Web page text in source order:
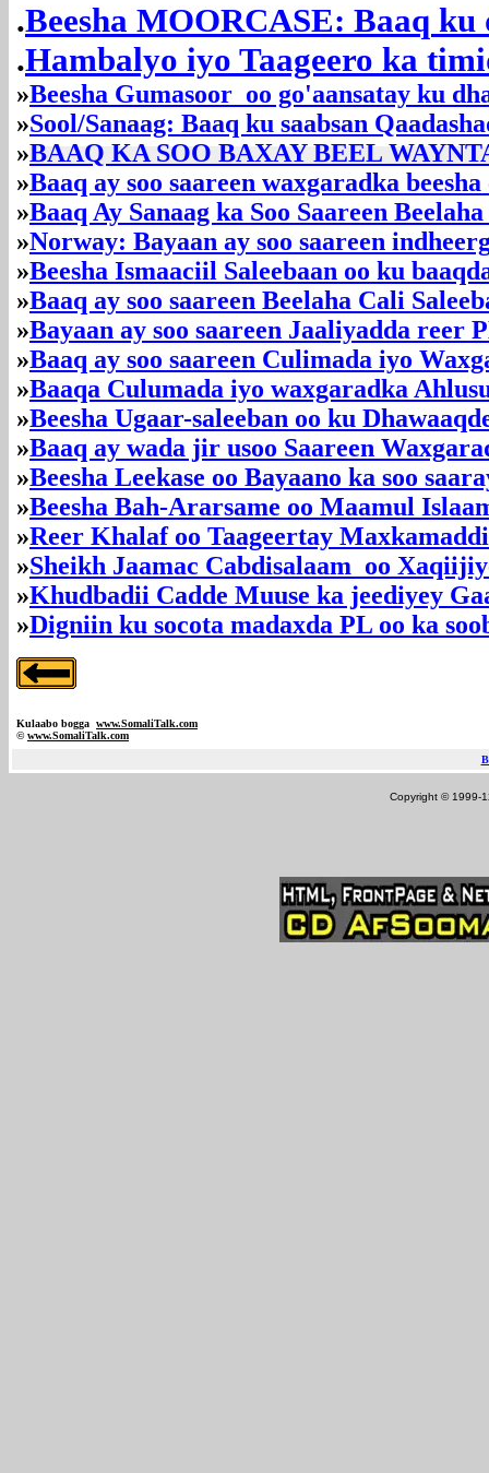
.Beesha MOORCASE: Baaq ku
.Hambalyo iyo Taageero ka
»Beesha Gumasoor oo go'aansatay ku
»Sool/Sanaag: Baaq ku saabsan
»BAAQ KA SOO BAXAY BEEL
»Baaq ay soo saareen waxgaradka
»Baaq Ay Sanaag ka Soo Saareen
»Norway: Bayaan ay soo saareen
»Beesha Ismaaciil Saleebaan oo ku
»Baaq ay soo saareen Beelaha Cali
»Bayaan ay soo saareen Jaaliyadda reer
»Baaq ay soo saareen Culimada iyo
»Baaqa Culumada iyo waxgaradka
»Beesha Ugaar-saleeban oo ku
»Baaq ay wada jir usoo Saareen
»Beesha Leekase oo Bayaano ka soo
»Beesha Bah-Ararsame oo Maamul
»Reer Khalaf oo Taageertay
»Sheikh Jaamac Cabdisalaam oo
»Khudbadii Cadde Muuse ka jeediyey
»Digniin ku socota madaxda PL oo ka
Kulaabo bogga www.SomaliTalk.com
©www.SomaliTalk.com
Copyright © 1999-